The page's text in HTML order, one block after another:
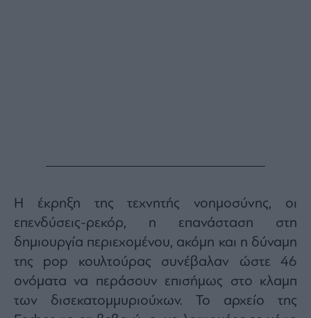
mononews.gr
By
submitting
email,
Η έκρηξη της τεχνητής νοημοσύνης, οι
επενδύσεις-ρεκόρ, η επανάσταση στη
δημιουργία περιεχομένου, ακόμη και η δύναμη
της pop κουλτούρας συνέβαλαν ώστε 46
ονόματα να περάσουν επισήμως στο κλαμπ
των δισεκατομμυριούχων. Το αρχείο της